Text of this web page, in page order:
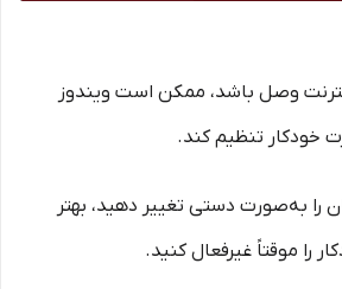
وصل باشد، ممکن است ویندوز
خودکار تنظیم کند.
را به‌صورت دستی تغییر دهید، بهتر
را موقتاً غیرفعال کنید.